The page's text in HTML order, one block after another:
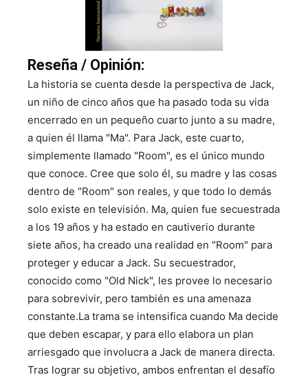
Reseña / Opinión:
La historia se cuenta desde la perspectiva de Jack,
un niño de cinco años que ha pasado toda su vida
encerrado en un pequeño cuarto junto a su madre,
a quien él llama "Ma". Para Jack, este cuarto,
simplemente llamado "Room", es el único mundo
que conoce. Cree que solo él, su madre y las cosas
dentro de "Room" son reales, y que todo lo demás
solo existe en televisión. Ma, quien fue secuestrada
a los 19 años y ha estado en cautiverio durante
siete años, ha creado una realidad en "Room" para
proteger y educar a Jack. Su secuestrador,
conocido como "Old Nick", les provee lo necesario
para sobrevivir, pero también es una amenaza
constante.La trama se intensifica cuando Ma decide
que deben escapar, y para ello elabora un plan
arriesgado que involucra a Jack de manera directa.
Tras lograr su objetivo, ambos enfrentan el desafío